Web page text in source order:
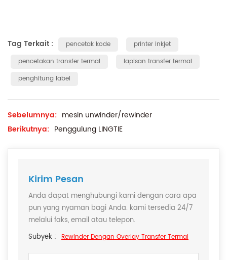
Tag Terkait : pencetak kode
printer inkjet
pencetakan transfer termal
lapisan transfer termal
penghitung label
Sebelumnya: mesin unwinder/rewinder
Berikutnya: Penggulung LINGTIE
Kirim Pesan
Anda dapat menghubungi kami dengan cara apa
pun yang nyaman bagi Anda. kami tersedia 24/7
melalui faks, email atau telepon.
Subyek : Rewinder Dengan Overlay Transfer Termal